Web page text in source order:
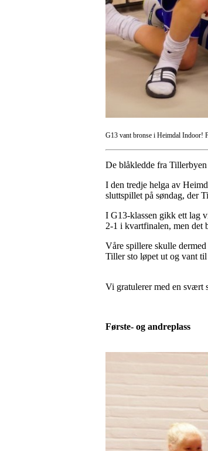
G13 vant bronse i Heimdal Indoor!
De blåkledde fra
I den tredje helga av
sluttspillet på søndag, der
I G13-klassen gikk ett lag
2-1 i kvartfinalen, men det
Våre spillere skulle
Tiller sto løpet ut og vant
Vi gratulerer med en svært
Første- og andreplass